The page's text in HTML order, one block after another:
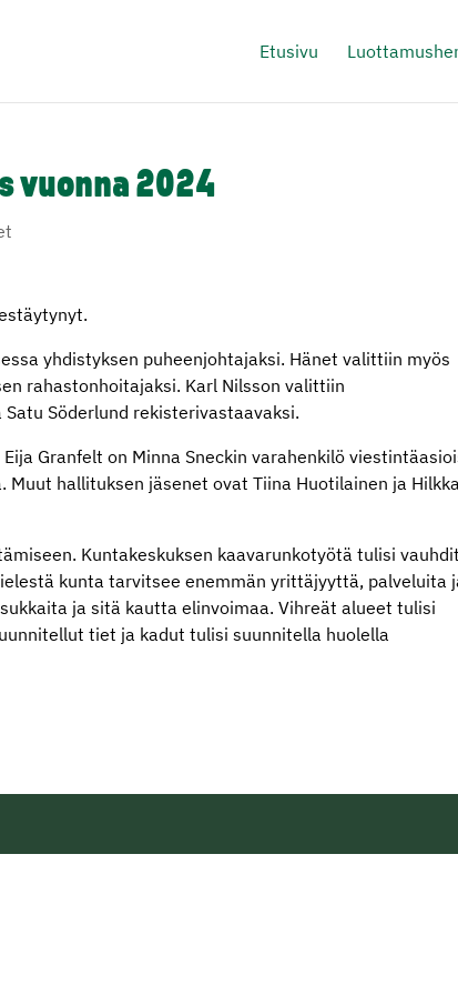
Etusivu
vuonna 2024
yhdistyksen puheenjohtajaksi. Hänet valittiin myös
rahastonhoitajaksi. Karl Nilsson valittiin
Söderlund rekisterivastaavaksi.
Granfelt on Minna Sneckin varahenkilö
hallituksen jäsenet ovat Tiina Huotilainen ja Hilkka
Kuntakeskuksen kaavarunkotyötä tulisi
kunta tarvitsee enemmän yrittäjyyttä, palveluita
ja sitä kautta elinvoimaa. Vihreät alueet tulisi
tiet ja kadut tulisi suunnitella huolella